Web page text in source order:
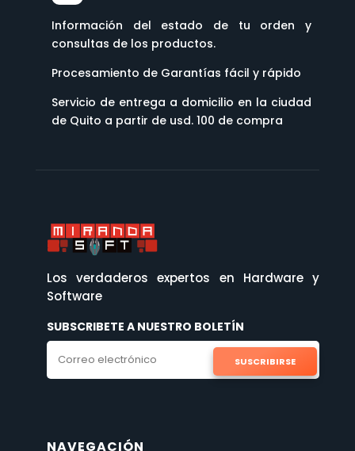
Información del estado de tu orden y
consultas de los productos.
Procesamiento de Garantías fácil y rápido
Servicio de entrega a domicilio en la ciudad
de Quito a partir de usd. 100 de compra
Los verdaderos expertos en Hardware y
Software
SUBSCRIBETE A NUESTRO BOLETÍN
SUSCRIBIRSE
NAVEGACIÓN